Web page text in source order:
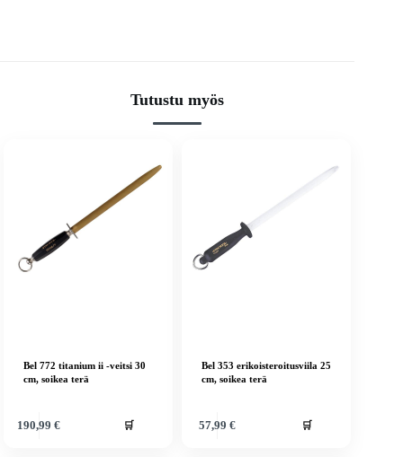
Tutustu myös
Bel 772 titanium ii -veitsi 30
cm, soikea terä
190,99€ 🛒
Bel 353 erikoisteroitusviila 25
cm, soikea terä
57,99 € 🛒